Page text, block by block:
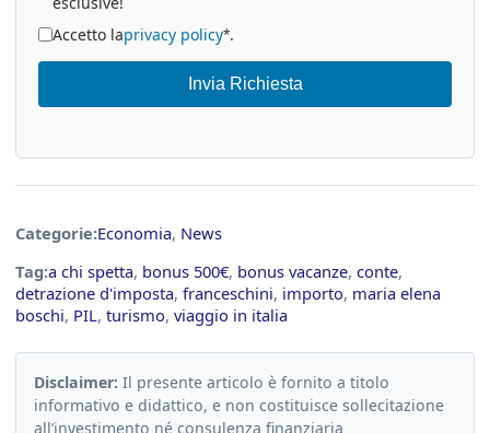
Accetto laprivacy policy*.
Invia Richiesta
Categorie:Economia, News
Tag:a chi spetta, bonus 500€, bonus vacanze, conte,
detrazione d'imposta, franceschini, importo, maria elena
boschi, PIL, turismo, viaggio in italia
Disclaimer: Il presente articolo è fornito a titolo
informativo e didattico, e non costituisce sollecitazione
all’investimento né consulenza finanziaria